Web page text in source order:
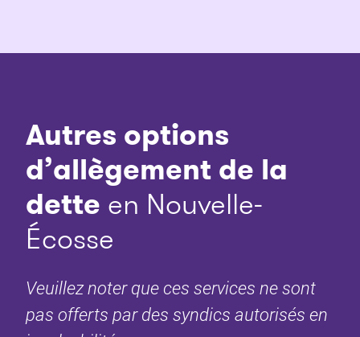
Autres options
d’allègement de la
dette en Nouvelle-
Écosse
Veuillez noter que ces services ne sont
pas offerts par des syndics autorisés en